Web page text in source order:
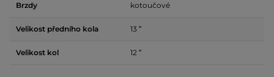
Brzdy kotoučové
Velikost předního kola 13 ʺ
Velikost kol 12 ʺ